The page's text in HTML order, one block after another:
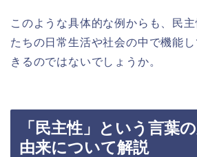
このような具体的な例からも、民
たちの日常生活や社会の中で機能
きるのではないでしょうか。
「民主性」という言葉
由来について解説